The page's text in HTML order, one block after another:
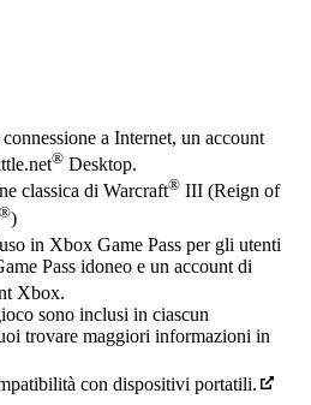
a Internet, un account
® Desktop.
classica di Warcraft® III (Reign of
®)
in Xbox Game Pass per gli utenti
Pass idoneo e un account di
Xbox.
sono inclusi in ciascun
trovare maggiori informazioni in
con dispositivi portatili.